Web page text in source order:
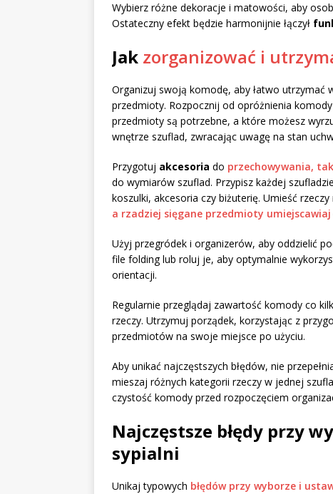
Wybierz różne dekoracje i matowości, aby
Ostateczny efekt będzie harmonijnie łączył
Jak zorganizować i
Organizuj swoją komodę, aby łatwo utrzymać
przedmioty. Rozpocznij od opróżnienia
przedmioty są potrzebne, a które możesz
wnętrze szuflad, zwracając uwagę na stan
Przygotuj akcesoria do przechowywania,
do wymiarów szuflad. Przypisz każdej
koszulki, akcesoria czy biżuterię. Umieść
a rzadziej sięgane przedmioty umiejscawiaj
Użyj przegródek i organizerów, aby oddzielić
file folding lub roluj je, aby optymalnie
orientacji.
Regularnie przeglądaj zawartość komody co
rzeczy. Utrzymuj porządek, korzystając z
przedmiotów na swoje miejsce po użyciu.
Aby unikać najczęstszych błędów, nie
mieszaj różnych kategorii rzeczy w jednej
czystość komody przed rozpoczęciem
Najczęstsze błędy przy
sypialni
Unikaj typowych błędów przy wyborze i